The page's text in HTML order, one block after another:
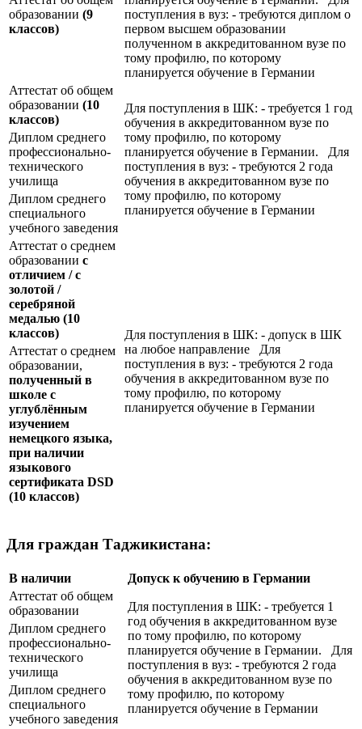
образовании (9
классов)
поступления в вуз: - требуются диплом о
первом высшем образовании
полученном в аккредитованном вузе по
тому профилю, по которому
планируется обучение в Германии
Аттестат об общем
образовании (10
классов)
Для поступления в ШК: - требуется 1 год
обучения в аккредитованном вузе по
тому профилю, по которому
планируется обучение в Германии. Для
поступления в вуз: - требуются 2 года
обучения в аккредитованном вузе по
тому профилю, по которому
планируется обучение в Германии
Диплом среднего
профессионально-
технического
училища
Диплом среднего
специального
учебного заведения
Аттестат о среднем
образовании с
отличием / с
золотой /
серебряной
медалью (10
классов)
Для поступления в ШК: - допуск в ШК
на любое направление Для
поступления в вуз: - требуются 2 года
обучения в аккредитованном вузе по
тому профилю, по которому
планируется обучение в Германии
Аттестат о среднем
образовании,
полученный в
школе с
углублённым
изучением
немецкого языка,
при наличии
языкового
сертификата DSD
(10 классов)
Для граждан Таджикистана:
В наличии
Допуск к обучению в Германии
Аттестат об общем
образовании
Для поступления в ШК: - требуется 1
год обучения в аккредитованном вузе
по тому профилю, по которому
планируется обучение в Германии. Для
поступления в вуз: - требуются 2 года
обучения в аккредитованном вузе по
тому профилю, по которому
планируется обучение в Германии
Диплом среднего
профессионально-
технического
училища
Диплом среднего
специального
учебного заведения